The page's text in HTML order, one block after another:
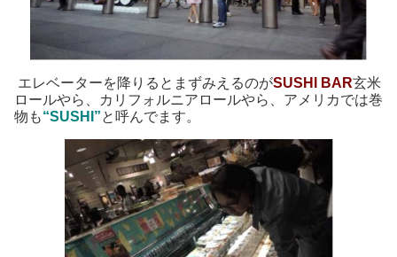
エレベーターを降りるとまずみえるのがSUSHI BAR玄米
ロールやら、カリフォルニアロールやら、アメリカでは巻
物も“SUSHI”と呼んでます。